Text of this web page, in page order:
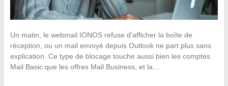
Un matin, le webmail IONOS refuse d’afficher la boîte de
réception, ou un mail envoyé depuis Outlook ne part plus sans
explication. Ce type de blocage touche aussi bien les comptes
Mail Basic que les offres Mail Business, et la…